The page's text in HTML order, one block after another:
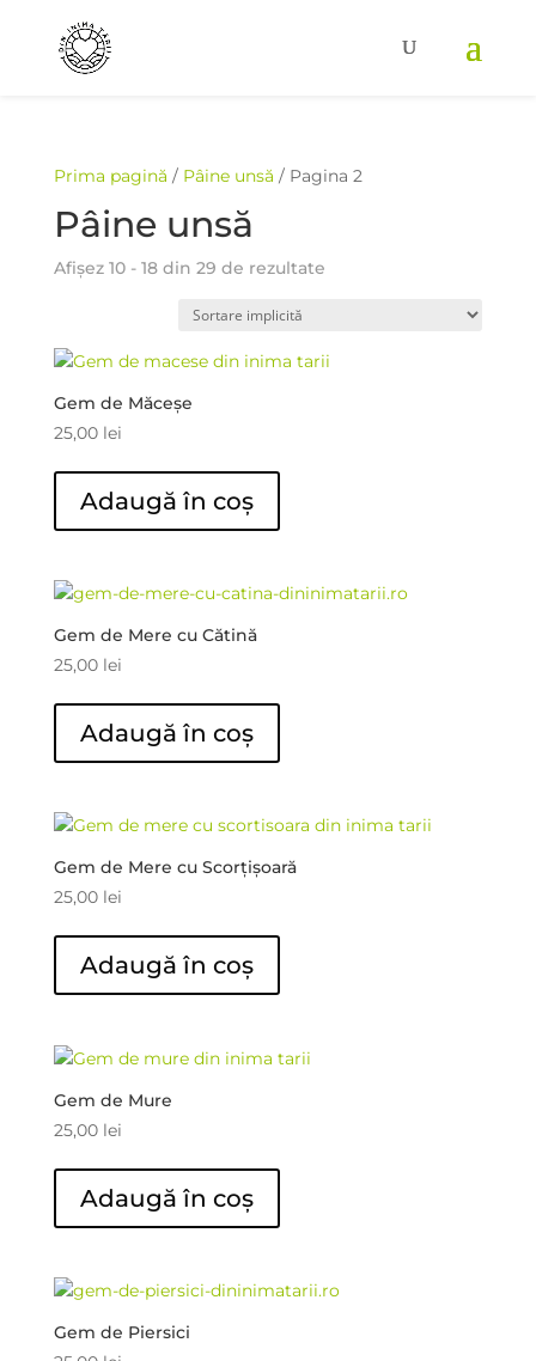
Prima pagină / Pâine unsă / Pagina 2
Pâine unsă
Afișez 10 - 18 din 29 de rezultate
Gem de Măceșe
25,00 lei
Adaugă în coș
Gem de Mere cu Cătină
25,00 lei
Adaugă în coș
Gem de Mere cu Scorțișoară
25,00 lei
Adaugă în coș
Gem de Mure
25,00 lei
Adaugă în coș
Gem de Piersici